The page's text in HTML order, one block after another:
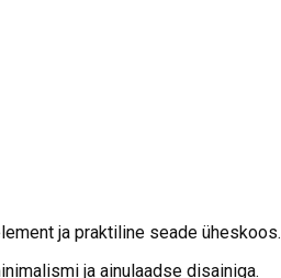
ja praktiline seade üheskoos.
ja ainulaadse disainiga.